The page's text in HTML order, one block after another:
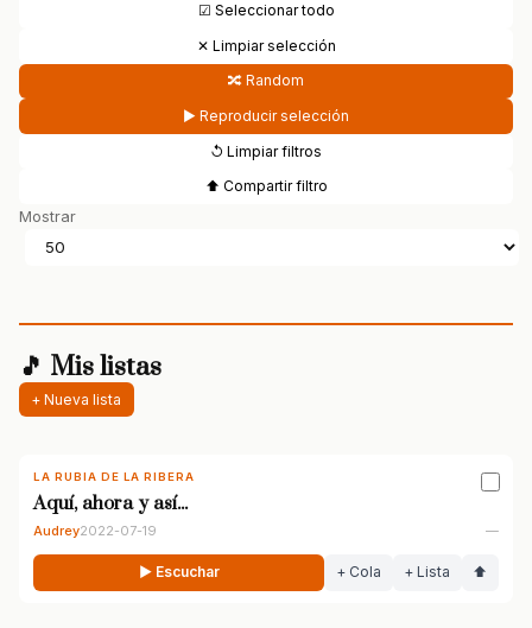
☑ Seleccionar todo
✕ Limpiar selección
🔀 Random
▶ Reproducir selección
↺ Limpiar filtros
⬆ Compartir filtro
Mostrar
🎵 Mis listas
+ Nueva lista
LA RUBIA DE LA RIBERA
Aquí, ahora y así...
Audrey2022-07-19 —
▶ Escuchar + Cola + Lista ⬆